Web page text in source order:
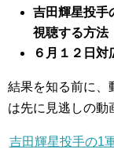
吉田輝星投手
視聴する方法
６月１２日対
結果を知る前に、
は先に見逃しの動
吉田輝星投手の1